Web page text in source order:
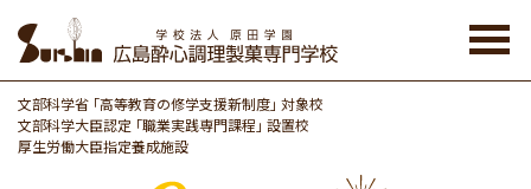
the
content
文部科学省 「高等教育の修学支援新制度」 対象校
文部科学大臣認定 「職業実践専門課程」 設置校
厚生労働大臣指定養成施設